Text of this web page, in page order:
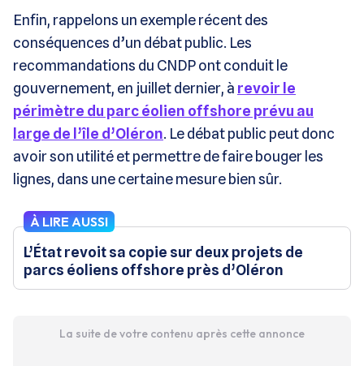
Enfin, rappelons un exemple récent des
conséquences d’un débat public. Les
recommandations du CNDP ont conduit le
gouvernement, en juillet dernier, à revoir le
périmètre du parc éolien offshore prévu au
large de l’île d’Oléron. Le débat public peut donc
avoir son utilité et permettre de faire bouger les
lignes, dans une certaine mesure bien sûr.
À LIRE AUSSI
L’État revoit sa copie sur deux projets de
parcs éoliens offshore près d’Oléron
La suite de votre contenu après cette annonce